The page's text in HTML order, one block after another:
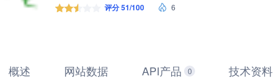
评分 51/100 6
概述 网站数据 API产品 0 技术资料